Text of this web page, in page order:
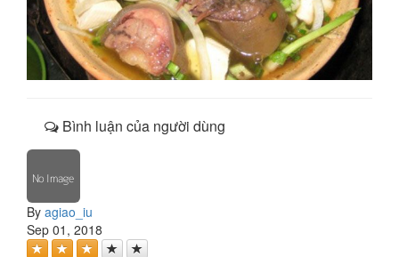
Bình luận của người dùng
By agiao_iu
Sep 01, 2018